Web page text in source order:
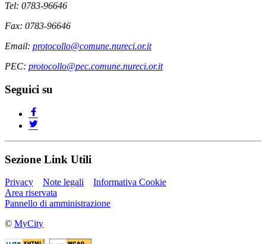
Tel: 0783-96646
Fax: 0783-96646
Email: protocollo@comune.nureci.or.it
PEC: protocollo@pec.comune.nureci.or.it
Seguici su
Sezione Link Utili
Privacy Note legali
Informativa Cookie
Area riservata
Pannello di amministrazione
© MyCity